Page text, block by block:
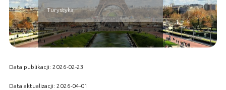
Turystyka
Data publikacji: 2026-02-23
Data aktualizacji: 2026-04-01